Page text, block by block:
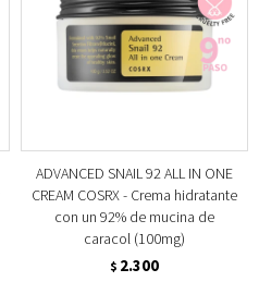
ADVANCED SNAIL 92 ALL IN ONE
CREAM COSRX - Crema hidratante
con un 92% de mucina de
caracol (100mg)
$ 2.300